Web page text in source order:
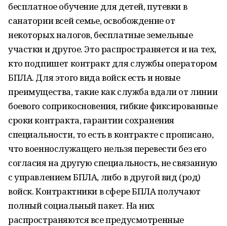
бесплатное обучение для детей, путевки в
санатории всей семье, освобождение от
некоторых налогов, бесплатные земельные
участки и другое. Это распространяется и на тех,
кто подпишет контракт для службы оператором
БПЛА. Для этого вида войск есть и новые
преимущества, такие как служба вдали от линии
боевого соприкосновения, гибкие фиксированные
сроки контракта, гарантии сохранения
специальности, то есть в контракте с прописано,
что военнослужащего нельзя перевести без его
согласия на другую специальность, не связанную
с управлением БПЛА, либо в другой вид (род)
войск. Контрактники в сфере БПЛА получают
полный социальный пакет. На них
распространяются все предусмотренные